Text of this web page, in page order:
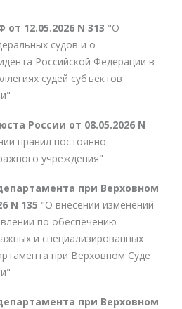
12.05.2026 N 313 "О
судов и о
Российской Федерации в
судей субъектов
России от 08.05.2026 N
правил постоянно
учреждения"
при Верховном
N 135 "О внесении изменений
по обеспечению
и специализированных
при Верховном Суде
при Верховном